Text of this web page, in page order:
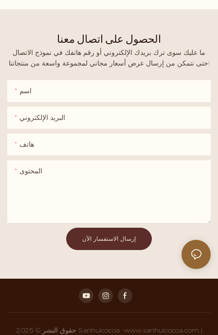
الحصول على اتصال معنا
ما عليك سوى ترك بريدك الإلكتروني أو رقم هاتفك في نموذج الاتصال
حتى نتمكن من إرسال عرض أسعار مجاني لمجموعة واسعة من منتجاتنا!
اسم
البريد الإلكتروني
هاتف
المحتوى
إرسال الاستفسار الآن
حقوق النشر © 2025 Sanhuicocoa -www.sanhuicocoa.com |